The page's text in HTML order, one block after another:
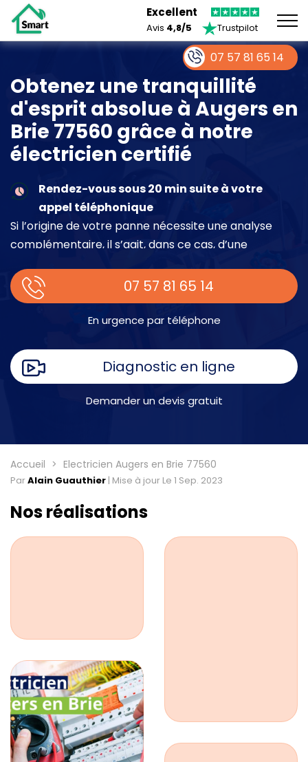
Excellent
Avis 4,8/5 Trustpilot
Obtenez une tranquillité
d'esprit absolue à Augers en
Brie 77560 grâce à notre
électricien certifié
Rendez-vous sous 20 min suite à votre
appel téléphonique
Si l’origine de votre panne nécessite une analyse
complémentaire, il s’agit, dans ce cas, d’une
place.
07 57 81 65 14
En urgence par téléphone
Diagnostic en ligne
Demander un devis gratuit
Accueil Electricien Augers en Brie 77560
ParAlain Guauthier | Mise à jour Le 1 Sep. 2023
Nos réalisations
07 57 81 65 14